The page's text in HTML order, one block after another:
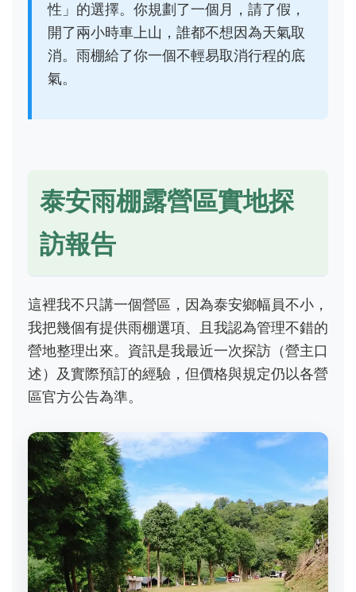
性」的選擇。你規劃了一個月，請了假，
開了兩小時車上山，誰都不想因為天氣取
消。雨棚給了你一個不輕易取消行程的底
氣。
泰安雨棚露營區實地探
訪報告
這裡我不只講一個營區，因為泰安鄉幅員不小，
我把幾個有提供雨棚選項、且我認為管理不錯的
營地整理出來。資訊是我最近一次探訪（營主口
述）及實際預訂的經驗，但價格與規定仍以各營
區官方公告為準。